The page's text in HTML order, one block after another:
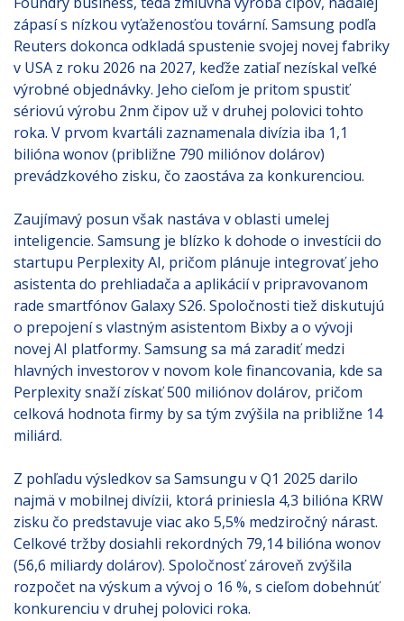
zápasí s nízkou vyťaženosťou tovární. Samsung podľa
Reuters dokonca odkladá spustenie svojej novej fabriky
v USA z roku 2026 na 2027, keďže zatiaľ nezískal veľké
výrobné objednávky. Jeho cieľom je pritom spustiť
sériovú výrobu 2nm čipov už v druhej polovici tohto
roka. V prvom kvartáli zaznamenala divízia iba 1,1
bilióna wonov (približne 790 miliónov dolárov)
prevádzkového zisku, čo zaostáva za konkurenciou.
Zaujímavý posun však nastáva v oblasti umelej
inteligencie. Samsung je blízko k dohode o investícii do
startupu Perplexity AI, pričom plánuje integrovať jeho
asistenta do prehliadača a aplikácií v pripravovanom
rade smartfónov Galaxy S26. Spoločnosti tiež diskutujú
o prepojení s vlastným asistentom Bixby a o vývoji
novej AI platformy. Samsung sa má zaradiť medzi
hlavných investorov v novom kole financovania, kde sa
Perplexity snaží získať 500 miliónov dolárov, pričom
celková hodnota firmy by sa tým zvýšila na približne 14
miliárd.
Z pohľadu výsledkov sa Samsungu v Q1 2025 darilo
najmä v mobilnej divízii, ktorá priniesla 4,3 bilióna KRW
zisku čo predstavuje viac ako 5,5% medziročný nárast.
Celkové tržby dosiahli rekordných 79,14 bilióna wonov
(56,6 miliardy dolárov). Spoločnosť zároveň zvýšila
rozpočet na výskum a vývoj o 16 %, s cieľom dobehnúť
konkurenciu v druhej polovici roka.